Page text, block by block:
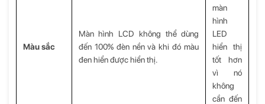
Màu sắc
Màn hình LCD không thể dùng
đến 100% đèn nền và khi đó màu
đen hiển được hiển thị.
màn
hình
LED
hiển thị
tốt hơn
vì nó
không
cần đến